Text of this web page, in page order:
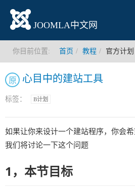
JOOMLA中文网
你目前位置: 首页 教程 官方计划
心目中的建站工具
原
标签： B计划
如果让你来设计一个建站程序，你会
我们将讨论一下这个问题
1，本节目标